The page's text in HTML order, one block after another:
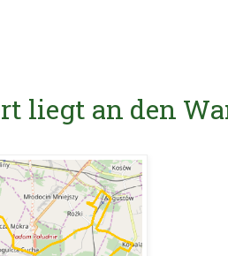
liegt an den